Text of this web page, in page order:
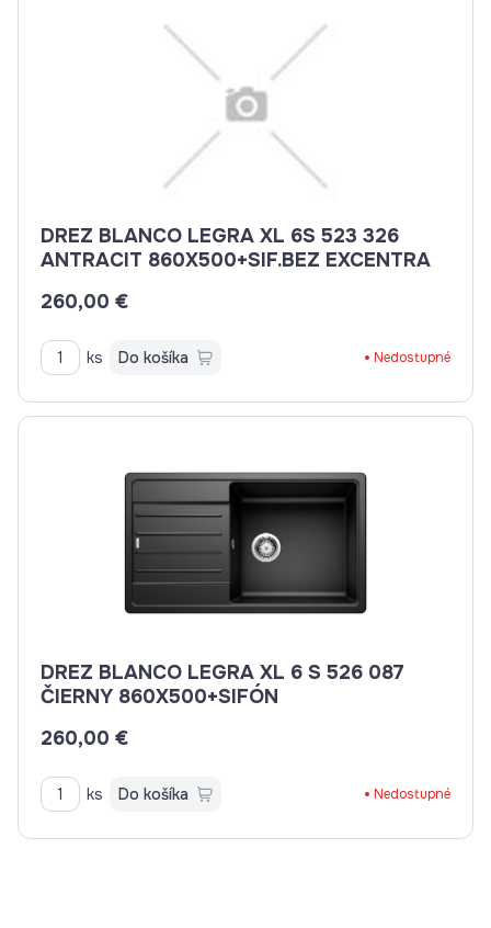
DREZ BLANCO LEGRA XL 6S 523 326
ANTRACIT 860X500+SIF.BEZ EXCENTRA
260,00 €
ks Do košíka Nedostupné
DREZ BLANCO LEGRA XL 6 S 526 087
ČIERNY 860X500+SIFÓN
260,00 €
ks Do košíka Nedostupné